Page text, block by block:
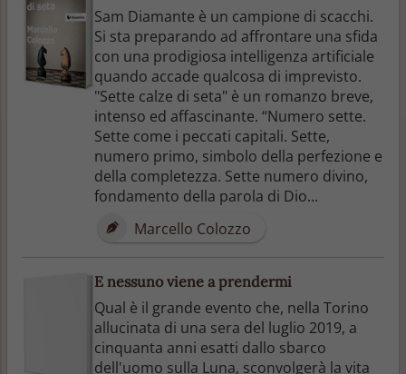
Sam Diamante è un campione di scacchi.
Si sta preparando ad affrontare una sfida
con una prodigiosa intelligenza artificiale
quando accade qualcosa di imprevisto.
"Sette calze di seta" è un romanzo breve,
intenso ed affascinante. “Numero sette.
Sette come i peccati capitali. Sette,
numero primo, simbolo della perfezione e
della completezza. Sette numero divino,
fondamento della parola di Dio...
Marcello Colozzo
E nessuno viene a prendermi
Qual è il grande evento che, nella Torino
allucinata di una sera del luglio 2019, a
cinquanta anni esatti dallo sbarco
dell'uomo sulla Luna, sconvolgerà la vita